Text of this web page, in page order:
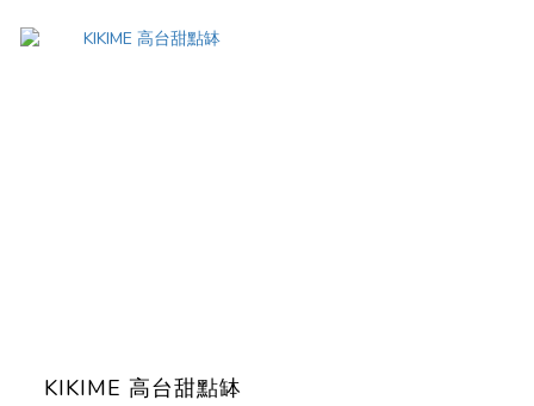
KIKIME 高台甜點缽